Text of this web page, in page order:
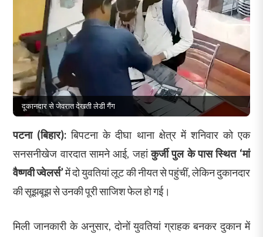
दूकानदार से जेवरात देखती लेडी गैंग
पटना (बिहार):बिपटना के दीघा थाना क्षेत्र में शनिवार को एक
सनसनीखेज वारदात सामने आई, जहांकुर्जी पुल के पास स्थित ‘मां
वैष्णवी ज्वेलर्स’में दो युवतियां लूट की नीयत से पहुंचीं, लेकिन दुकानदार
की सूझबूझ से उनकी पूरी साजिश फेल हो गई।
मिली जानकारी के अनुसार, दोनों युवतियां ग्राहक बनकर दुकान में